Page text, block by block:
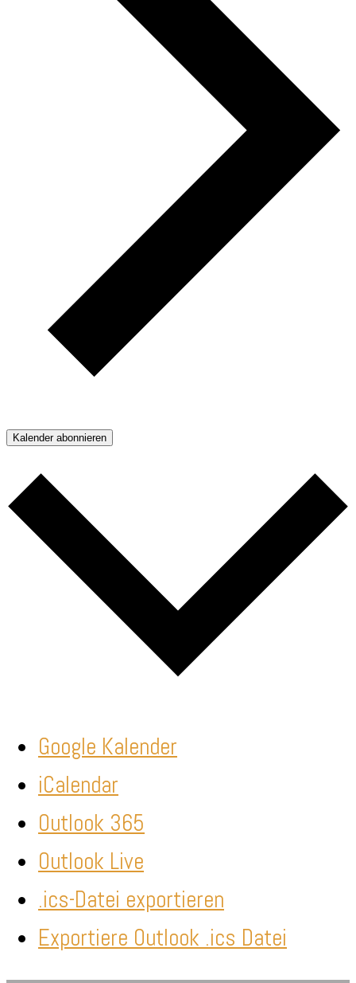
Kalender abonnieren
Google Kalender
iCalendar
Outlook 365
Outlook Live
.ics-Datei exportieren
Exportiere Outlook .ics Datei